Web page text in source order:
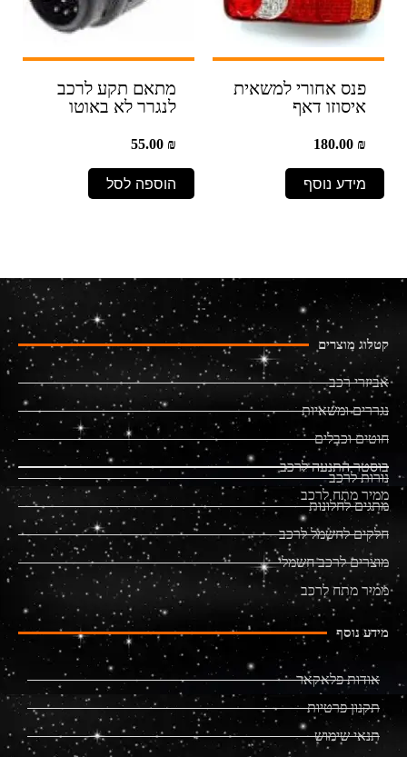
פנס אחורי למשאית
איסוזו דאף
180.00₪
מידע נוסף
מתאם תקע לרכב
לנגרר לא באוטו
55.00₪
הוספה לסל
קטלוג מוצרים
אביזרי רכב
נגררים ומשאיות
חוטים וכבלים
בוסטר התנעה לרכב
ממיר מתח לרכב
נורות לרכב
מתגים לחלונות
חלקים לחשמל לרכב
מוצרים לרכב חשמלי
ממיר מתח לרכב
מידע נוסף
אודות פלאקאר
תקנון פרטיות
תנאי שימוש